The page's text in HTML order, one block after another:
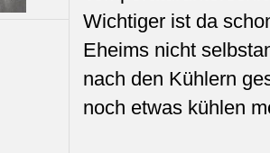
Wichtiger ist da
Eheims nicht
nach den Kühlern
noch etwas kühlen